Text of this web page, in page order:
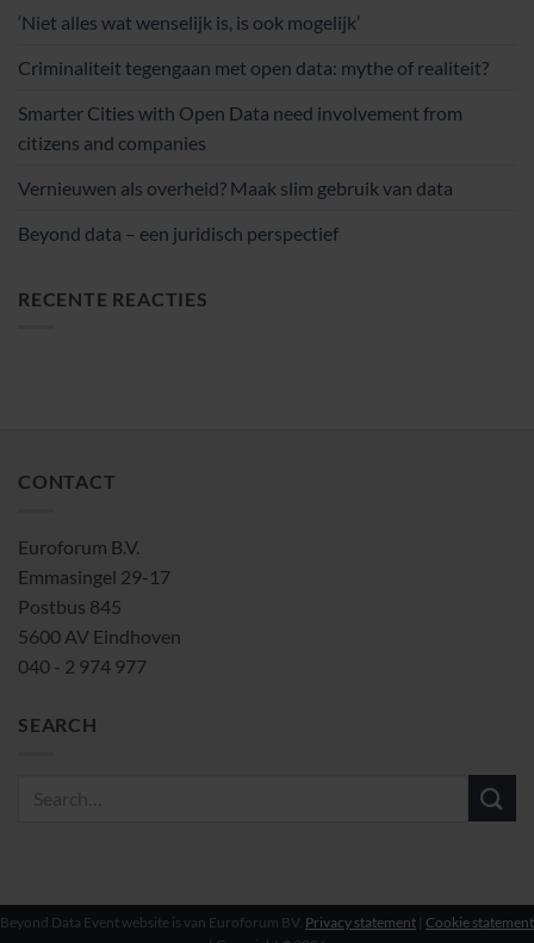
‘Niet alles wat wenselijk is, is ook mogelijk’
Criminaliteit tegengaan met open data: mythe of realiteit?
Smarter Cities with Open Data need involvement from
citizens and companies
Vernieuwen als overheid? Maak slim gebruik van data
Beyond data – een juridisch perspectief
RECENTE REACTIES
CONTACT
Euroforum B.V.
Emmasingel 29-17
Postbus 845
5600 AV Eindhoven
040 - 2 974 977
SEARCH
Beyond Data Event website is van Euroforum BV. Privacy statement Cookie statement